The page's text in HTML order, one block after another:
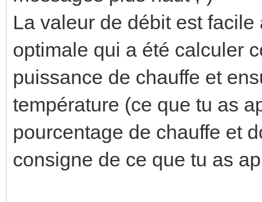
La valeur de débit est
optimale qui a été calculer
puissance de chauffe et
température (ce que tu as
pourcentage de chauffe et
consigne de ce que tu as